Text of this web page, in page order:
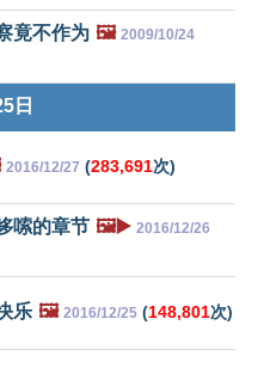
竟不作为 🖼️ 2009/10/24
日
2016/12/27 (283,691次)
嗦的章节 🖼️▶️ 2016/12/26
乐 🖼️ 2016/12/25 (148,801次)